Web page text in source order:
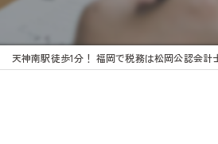
・灸
社内座談会レポート
よくあるご質問
天神南駅徒歩1分！ 福岡で税務は松岡公認会